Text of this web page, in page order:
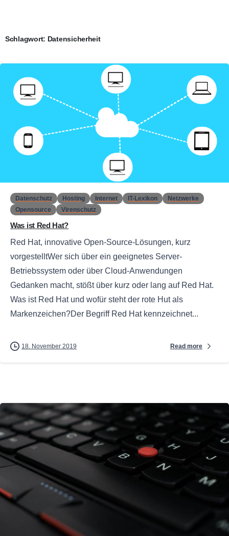
Schlagwort: Datensicherheit
Datenschutz Hosting Internet IT-Lexikon
Netzwerke
Opensource
Virenschutz
Was ist Red Hat?
Red Hat, innovative Open-Source-Lösungen, kurz
vorgestelltWer sich über ein geeignetes Server-
Betriebssystem oder über Cloud-Anwendungen
Gedanken macht, stößt über kurz oder lang auf Red Hat.
Was ist Red Hat und wofür steht der rote Hut als
Markenzeichen?Der Begriff Red Hat kennzeichnet...
18. November 2019 Read more